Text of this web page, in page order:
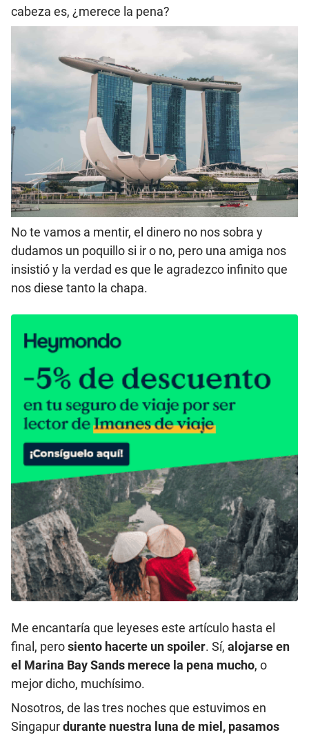
cabeza es, ¿merece la pena?
No te vamos a mentir, el dinero no nos sobra y
dudamos un poquillo si ir o no, pero una amiga nos
insistió y la verdad es que le agradezco infinito que
nos diese tanto la chapa.
Me encantaría que leyeses este artículo hasta el
final, perosiento hacerte un spoiler. Sí, alojarse en
el Marina Bay Sands merece la pena mucho, o
mejor dicho, muchísimo.
Nosotros, de las tres noches que estuvimos en
Singapurdurante nuestra luna de miel, pasamos